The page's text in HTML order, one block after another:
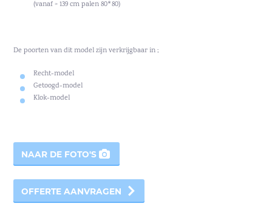
(vanaf > 139 cm palen 80*80)
De poorten van dit model zijn verkrijgbaar in ;
Recht-model
Getoogd-model
Klok-model
NAAR DE FOTO'S
OFFERTE AANVRAGEN